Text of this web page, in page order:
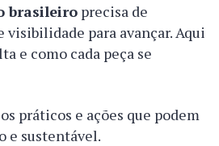
brasileiro precisa de
para avançar. Aqui
e como cada peça se
práticos e ações que podem
e sustentável.